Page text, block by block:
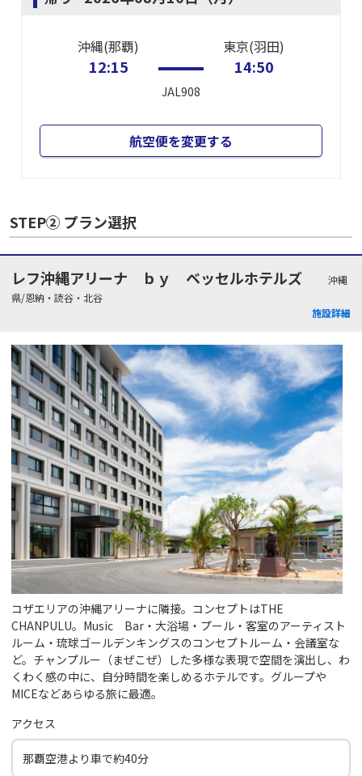
沖縄(那覇)
12:15
JAL908
東京(羽田)
14:50
航空便を変更する
STEP② プラン選択
レフ沖縄アリーナ ｂｙ ベッセルホテルズ
沖縄
県/恩納・読谷・北谷
施設詳細
コザエリアの沖縄アリーナに隣接。コンセプトはTHE
CHANPULU。Music Bar・大浴場・プール・客室のアーティスト
ルーム・琉球ゴールデンキングスのコンセプトルーム・会議室な
ど。チャンプルー（まぜこぜ）した多様な表現で空間を演出し、わ
くわく感の中に、自分時間を楽しめるホテルです。グループや
MICEなどあらゆる旅に最適。
アクセス
那覇空港より車で約40分